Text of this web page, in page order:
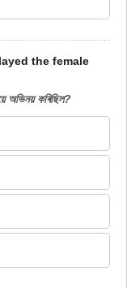
the female
অভিনয় কৰিছিল?